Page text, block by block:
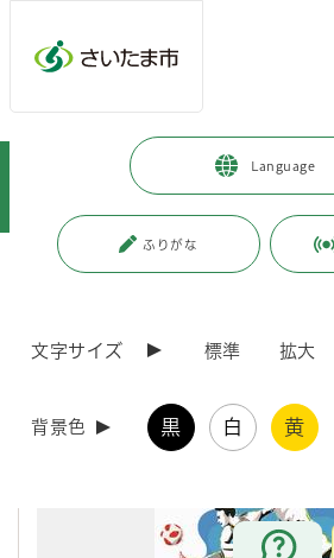
Language
ふりがな
文字サイズ 標準 拡大
背景色 黒 白 黄
お問合
暮らし・手続き > まちづくり
都市局まちづくり広報誌「korekara」WEBサイ
更新日付：2021年1